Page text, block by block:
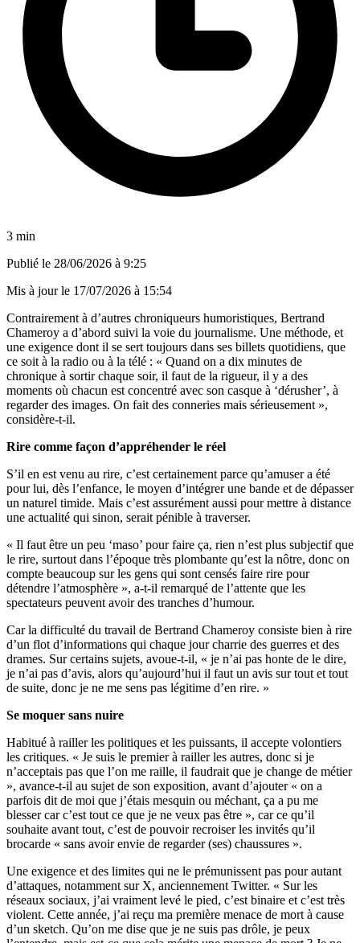
3 min
Publié le 28/06/2026 à 9:25
Mis à jour le 17/07/2026 à 15:54
Contrairement à d’autres chroniqueurs humoristiques, Bertrand
Chameroy a d’abord suivi la voie du journalisme. Une méthode, et
une exigence dont il se sert toujours dans ses billets quotidiens, que
ce soit à la radio ou à la télé : « Quand on a dix minutes de
chronique à sortir chaque soir, il faut de la rigueur, il y a des
moments où chacun est concentré avec son casque à ‘dérusher’, à
regarder des images. On fait des conneries mais sérieusement »,
considère-t-il.
Rire comme façon d’appréhender le réel
S’il en est venu au rire, c’est certainement parce qu’amuser a été
pour lui, dès l’enfance, le moyen d’intégrer une bande et de dépasser
un naturel timide. Mais c’est assurément aussi pour mettre à distance
une actualité qui sinon, serait pénible à traverser.
« Il faut être un peu ‘maso’ pour faire ça, rien n’est plus subjectif que
le rire, surtout dans l’époque très plombante qu’est la nôtre, donc on
compte beaucoup sur les gens qui sont censés faire rire pour
détendre l’atmosphère », a-t-il remarqué de l’attente que les
spectateurs peuvent avoir des tranches d’humour.
Car la difficulté du travail de Bertrand Chameroy consiste bien à rire
d’un flot d’informations qui chaque jour charrie des guerres et des
drames. Sur certains sujets, avoue-t-il, « je n’ai pas honte de le dire,
je n’ai pas d’avis, alors qu’aujourd’hui il faut un avis sur tout et tout
de suite, donc je ne me sens pas légitime d’en rire. »
Se moquer sans nuire
Habitué à railler les politiques et les puissants, il accepte volontiers
les critiques. « Je suis le premier à railler les autres, donc si je
n’acceptais pas que l’on me raille, il faudrait que je change de métier
», avance-t-il au sujet de son exposition, avant d’ajouter « on a
parfois dit de moi que j’étais mesquin ou méchant, ça a pu me
blesser car c’est tout ce que je ne veux pas être », car ce qu’il
souhaite avant tout, c’est de pouvoir recroiser les invités qu’il
brocarde « sans avoir envie de regarder (ses) chaussures ».
Une exigence et des limites qui ne le prémunissent pas pour autant
d’attaques, notamment sur X, anciennement Twitter. « Sur les
réseaux sociaux, j’ai vraiment levé le pied, c’est binaire et c’est très
violent. Cette année, j’ai reçu ma première menace de mort à cause
d’un sketch. Qu’on me dise que je ne suis pas drôle, je peux